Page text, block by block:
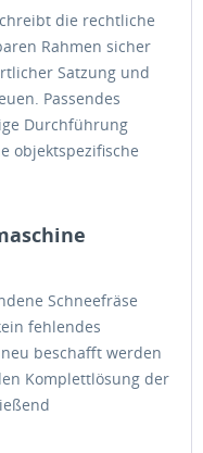
die rechtliche
Rahmen sicher
Satzung und
Passendes
Durchführung
objektspezifische
Schneefräse
fehlendes
beschafft werden
Komplettlösung der